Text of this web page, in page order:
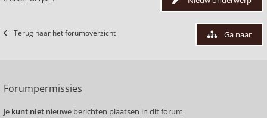
Terug naar het forumoverzicht Ga naar
Forumpermissies
Je kunt niet nieuwe berichten plaatsen in dit forum